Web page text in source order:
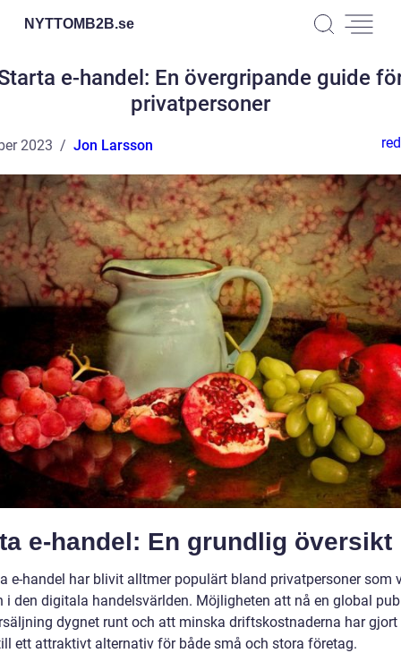
NYTTOMB2B.se
e-handel: En övergripande guide
privatpersoner
2023 Jon Larsson
e-handel: En grundlig översikt
e-handel har blivit alltmer populärt bland privatpersoner som
i den digitala handelsvärlden. Möjligheten att nå en global
dygnet runt och att minska driftskostnaderna har gjort
ett attraktivt alternativ för både små och stora företag.